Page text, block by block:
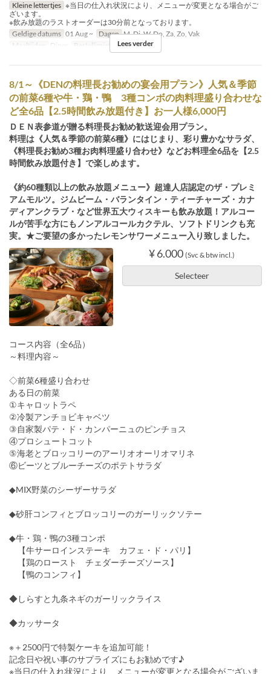
Kleine lettertjes ※当日の仕入れ状況により、メニューが変更となる場合がご
ざいます。
※飲み放題のラストオーダーは30分前となっております。
Geldige datums 01 Aug ~ Dagen M, Di, W, Do, Za, Zo, Vak
Maaltijden
Diner Bestellimiet 3 ~ 15
Lees verder
8/1～《DENの料理長お勧めの宴会用プラン》人気＆季節
の前菜6種や牛・鶏・鴨 3種コンボの肉料理盛り合わせな
ど全6品【2.5時間飲み放題付き】お一人様6,000円
ＤＥＮ表参道が贈る料理長お勧め歓送迎会用プラン。
料理は《人気＆季節の前菜6種》にはじまり、彩り豊かなサラダ、
《料理長お勧め3種お肉料理盛り合わせ》などお料理全6品を【2.5
時間飲み放題付き】で楽しめます。
《約60種類以上の飲み放題メニュー》超達人店認定のザ・プレミ
アムモルツ。ジムビーム・バランタイン・ティーチャーズ・カナ
ディアンクラブ・など世界五大ウィスキーも飲み放題！アルコー
ルが苦手な方にもノンアルコールカクテル、ソフトドリンクも充
実。★ご要望の多かったレモンサワーメニュー入り致しました。
¥ 6.000 (Svc & btw incl.)
Selecteer
コース内容（全6品）
～料理内容～
◇前菜6種盛り合わせ
ある日の前菜
①キャロットラペ
②冷製アンチョビキャベツ
③自家製パテ・ド・カンパーニュのピンチョス
④プロシュートコット
⑤海老とブロッコリーのアーリオオーリオマリネ
⑥ビーツとブルーチーズのポテトサラダ
◆MIX野菜のシーザーサラダ
◆砂肝コンフィとブロッコリーのガーリックソテー
◆牛・鶏・鴨の3種コンポ
【牛サーロインステーキ カフェ・ド・パリ】
【鶏のロースト チェダーチーズソース】
【鴨のコンフィ】
◆しらすと九条ネギのガーリックライス
◆カッサータ
※＋2500円で特製ケーキを追加可能！
記念日や祝い事のサプライズにもお勧めです♪
※当日の仕入れ状況により、メニューが変更となる場合がございま